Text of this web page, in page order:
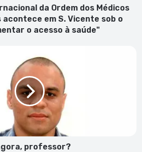
da Ordem dos Médicos
em S. Vicente sob o
o acesso à saúde"
professor?